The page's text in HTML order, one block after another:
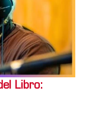
Libro: